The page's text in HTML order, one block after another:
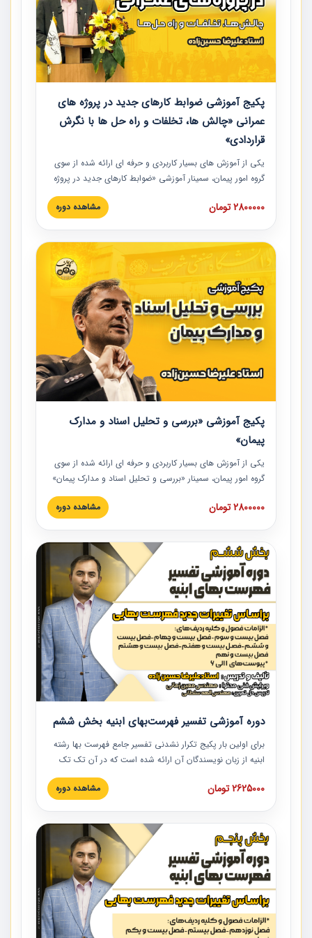
پکیج آموزشی ضوابط کارهای جدید در پروژه های
عمرانی «چالش ها، تخلفات و راه حل ها با نگرش
قراردادی»
یکی از آموزش‏‏‏‏‏‏ های بسیار کاربردی و حرفه‏ ای ارائه شده از سوی
گروه امور پیمان، سمینار آموزشی «ضوابط کارهای جدید در پروژه
های عمرانی» چالش ها، تخلفات و راه حل ها با نگرش قراردادی
است که در محل سندیکای شرکت های ساختمانی کشور ارائه شد.
مدارک پیمان به همراه تجربیات عملی ارائه شده است.
2800000 تومان مشاهده دوره
پکیج آموزشی «بررسی و تحلیل اسناد و مدارک
پیمان»
یکی از آموزش‏‏‏‏‏‏ های بسیار کاربردی و حرفه‏ ای ارائه شده از سوی
گروه امور پیمان، سمینار «بررسی و تحلیل اسناد و مدارک پیمان»
است که در دانشگاه صنعتی شریف ارائه شد. در این آموزش
نکات کلیدی مربوط به اسناد و مدارک پیمان، اولویت بندی اسناد
پیمان به همراه تجربیات عملی در این خصوص ارائه شده است.
2800000 تومان مشاهده دوره
دوره آموزشی تفسیر فهرست‌بهای ابنیه بخش ششم
برای اولین بار پکیج تکرار نشدنی تفسیر جامع فهرست بها رشته
ابنیه از زبان نویسندگان آن ارائه شده است که در آن تک تک
ردیف ها و مطالب فهرست بها تفسیر و ارائه شده است. این
دوره به صورت کامل تصویری بوده و به همراه تصاویر عملیات
دوره با کلام مهندس علیرضاحسین‌زاده مدیر پروژه مهندسی
مشاور در امر بازنگری فهرست بها رشته ابنیه ارائه شده و به تمام
همکارانی که در حوزه صنعت ساخت در حال فعالیت هستند حتما
توصیه می کنیم از مطالب این دوره استفاده نمایند.
2625000 تومان مشاهده دوره